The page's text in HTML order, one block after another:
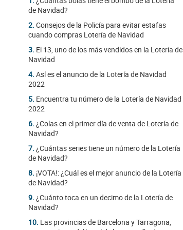
de Navidad?
2. Consejos de la Policía para evitar estafas
cuando compras Lotería de Navidad
3. El 13, uno de los más vendidos en la Lotería de
Navidad
4. Así es el anuncio de la Lotería de Navidad
2022
5. Encuentra tu número de la Lotería de Navidad
2022
6. ¿Colas en el primer día de venta de Lotería de
Navidad?
7. ¿Cuántas series tiene un número de la Lotería
de Navidad?
8. ¡VOTA!: ¿Cuál es el mejor anuncio de la Lotería
de Navidad?
9. ¿Cuánto toca en un decimo de la Lotería de
Navidad?
10. Las provincias de Barcelona y Tarragona,